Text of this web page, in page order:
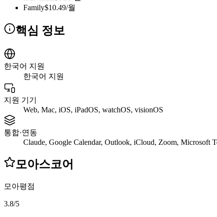
Family$10.49/월
핵심 정보
한국어 지원
한국어 지원
지원 기기
Web, Mac, iOS, iPadOS, watchOS, visionOS
통합·연동
Claude, Google Calendar, Outlook, iCloud, Zoom, Microsoft
모아스코어
모아평점
3.8/5